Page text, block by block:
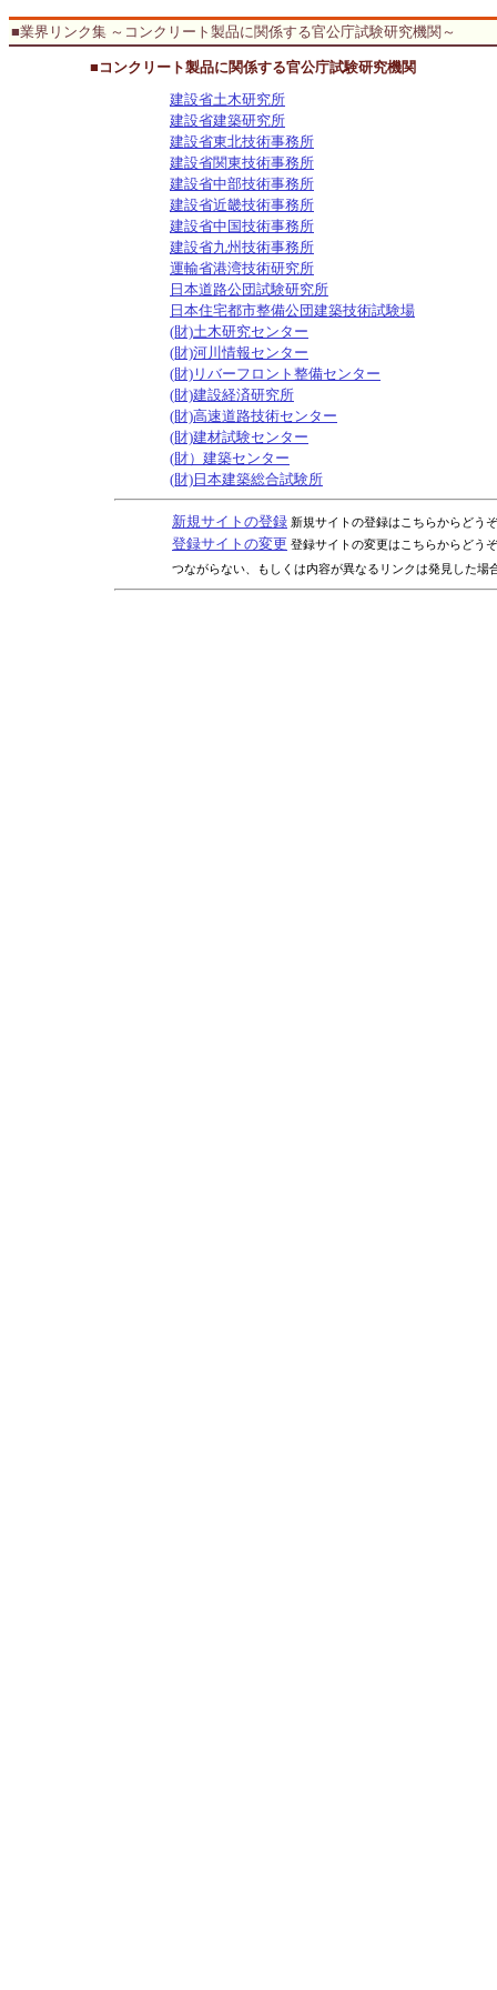
■業界リンク集 ～コンクリート製品に関係する官公庁試験研究機関～
■コンクリート製品に関係する官公庁試験研究機関
建設省土木研究所
建設省建築研究所
建設省東北技術事務所
建設省関東技術事務所
建設省中部技術事務所
建設省近畿技術事務所
建設省中国技術事務所
建設省九州技術事務所
運輸省港湾技術研究所
日本道路公団試験研究所
日本住宅都市整備公団建築技術試験場
(財)土木研究センター
(財)河川情報センター
(財)リバーフロント整備センター
(財)建設経済研究所
(財)高速道路技術センター
(財)建材試験センター
(財）建築センター
(財)日本建築総合試験所
新規サイトの登録 新規サイトの登録はこちらからどうぞ
登録サイトの変更 登録サイトの変更はこちらからどうぞ
つながらない、もしくは内容が異なるリンクは発見した場